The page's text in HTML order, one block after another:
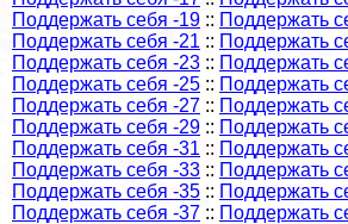
Поддержать себя -19 :: Поддержать
Поддержать себя -21 :: Поддержать
Поддержать себя -23 :: Поддержать
Поддержать себя -25 :: Поддержать
Поддержать себя -27 :: Поддержать
Поддержать себя -29 :: Поддержать
Поддержать себя -31 :: Поддержать
Поддержать себя -33 :: Поддержать
Поддержать себя -35 :: Поддержать
Поддержать себя -37 :: Поддержать